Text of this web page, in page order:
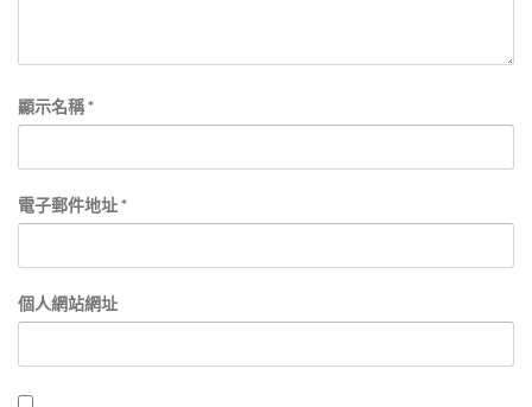
顯示名稱*
電子郵件地址*
個人網站網址